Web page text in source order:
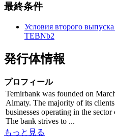
最終条件
Условия второго
TEBNb2
発行体情報
プロフィール
Temirbank was founded on
Almaty. The majority of its
businesses operating in the
The bank strives to ...
もっと見る